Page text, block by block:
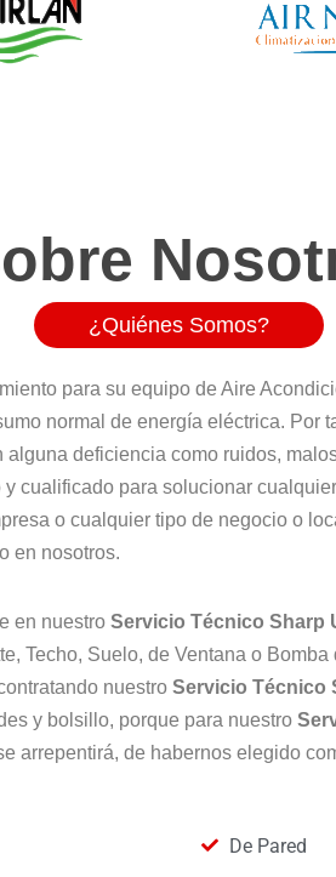
¿Quiénes Somos?
para su equipo de Aire
normal de energía eléctrica. Por
deficiencia como ruidos,
cualificado para solucionar
o cualquier tipo de negocio o
en nosotros.
en nuestro Servicio Técnico Sharp
Techo, Suelo, de Ventana o
nuestro Servicio Técnico
y bolsillo, porque para nuestro
arrepentirá, de habernos elegido
De Pared